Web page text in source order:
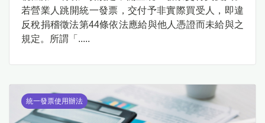
若營業人跳開統一發票，交付予非實際買受人，即違
反稅捐稽徵法第44條依法應給與他人憑證而未給與之
規定。所謂「.....
統一發票使用辦法